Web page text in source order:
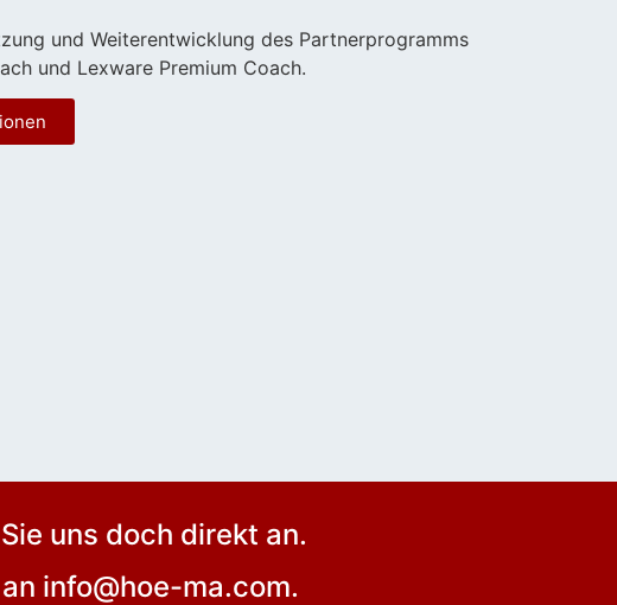
und Weiterentwicklung des Partnerprogramms
und Lexware Premium Coach.
uns doch direkt an.
info@hoe-ma.com.